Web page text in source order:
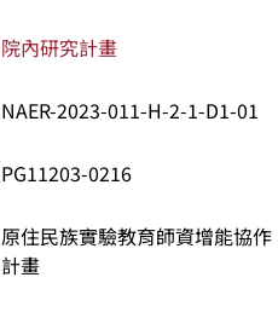
院內研究計畫
NAER-2023-011-H-2-1-D1-01
PG11203-0216
原住民族實驗教育師資增能協作
計畫